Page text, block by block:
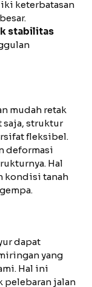
keterbatasan
stabilitas
mudah retak
struktur
fleksibel.
deformasi
Hal
kondisi tanah
dapat
yang
Hal ini
pelebaran jalan